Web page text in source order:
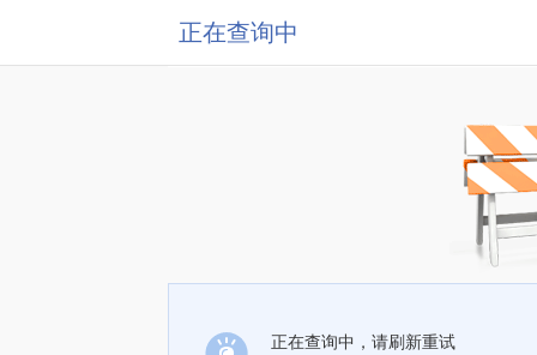
正在查询中
正在查询中，请刷新重试